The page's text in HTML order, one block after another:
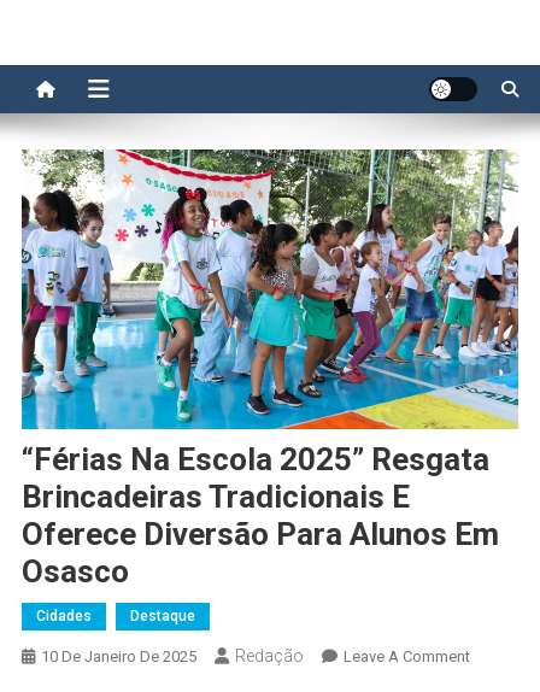
“Férias Na Escola 2025” Resgata
Brincadeiras Tradicionais E
Oferece Diversão Para Alunos Em
Osasco
Cidades Destaque
10 De Janeiro De 2025 Redação Leave A CommentOn